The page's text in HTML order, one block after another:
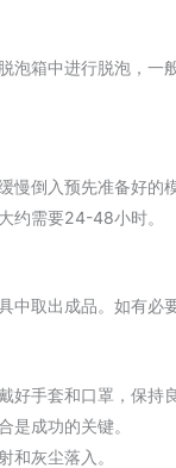
泡箱中进行脱泡，
慢倒入预先准备好
约需要24-48小时。
中取出成品。如有必
好手套和口罩，保持
是成功的关键。
和灰尘落入。